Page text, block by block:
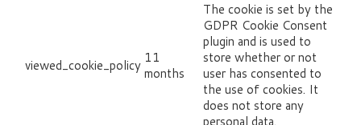
viewed_cookie_policy 11
months
The cookie is set by the
GDPR Cookie Consent
plugin and is used to
store whether or not
user has consented to
the use of cookies. It
does not store any